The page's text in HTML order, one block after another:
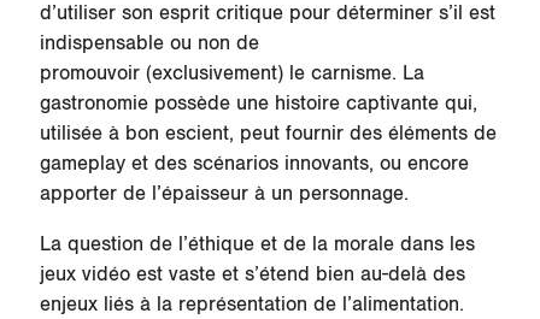
d’utiliser son esprit critique pour déterminer s’il est
indispensable ou non de
promouvoir (exclusivement) le carnisme. La
gastronomie possède une histoire captivante qui,
utilisée à bon escient, peut fournir des éléments de
gameplay et des scénarios innovants, ou encore
apporter de l’épaisseur à un personnage.
La question de l’éthique et de la morale dans les
jeux vidéo est vaste et s’étend bien au-delà des
enjeux liés à la représentation de l’alimentation.